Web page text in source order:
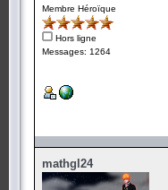
Membre Héroïque
Hors ligne
Messages: 1264
mathgl24